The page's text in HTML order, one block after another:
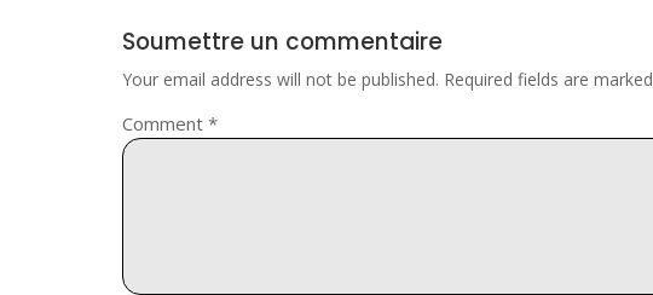
Soumettre un commentaire
Your email address will not be published. Required fields are marked
Comment *